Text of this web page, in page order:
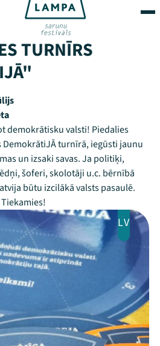
TURNĪRS
demokrātisku valsti! Piedalies
DemokrātiJĀ turnīrā, iegūsti jaunu
un izsaki savas. Ja politiķi,
šoferi, skolotāji u.c. bērnībā
būtu izcilākā valsts pasaulē.
LV